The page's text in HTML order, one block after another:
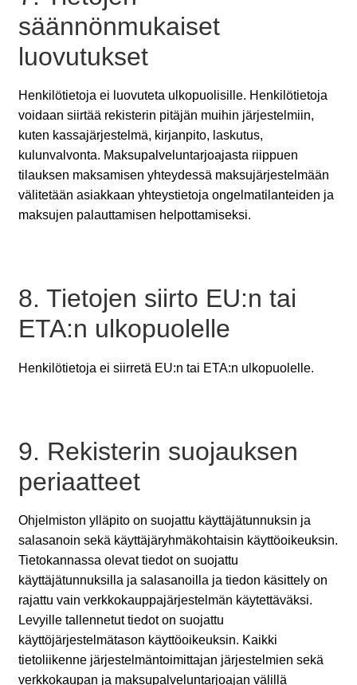
säännönmukaiset
luovutukset
Henkilötietoja ei luovuteta ulkopuolisille. Henkilötietoja
voidaan siirtää rekisterin pitäjän muihin järjestelmiin,
kuten kassajärjestelmä, kirjanpito, laskutus,
kulunvalvonta. Maksupalveluntarjoajasta riippuen
tilauksen maksamisen yhteydessä maksujärjestelmään
välitetään asiakkaan yhteystietoja ongelmatilanteiden ja
maksujen palauttamisen helpottamiseksi.
8. Tietojen siirto EU:n tai
ETA:n ulkopuolelle
Henkilötietoja ei siirretä EU:n tai ETA:n ulkopuolelle.
9. Rekisterin suojauksen
periaatteet
Ohjelmiston ylläpito on suojattu käyttäjätunnuksin ja
salasanoin sekä käyttäjäryhmäkohtaisin käyttöoikeuksin.
Tietokannassa olevat tiedot on suojattu
käyttäjätunnuksilla ja salasanoilla ja tiedon käsittely on
rajattu vain verkkokauppajärjestelmän käytettäväksi.
Levyille tallennetut tiedot on suojattu
käyttöjärjestelmätason käyttöoikeuksin. Kaikki
tietoliikenne järjestelmäntoimittajan järjestelmien sekä
verkkokaupan ja maksupalveluntarjoajan välillä